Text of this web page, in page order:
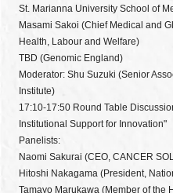
St. Marianna University School of
Masami Sakoi (Chief Medical and
Health, Labour and Welfare)
TBD (Genomic England)
Moderator: Shu Suzuki (Senior
Institute)
17:10-17:50 Round Table
Institutional Support for Innovation"
Panelists:
Naomi Sakurai (CEO, CANCER
Hitoshi Nakagama (President,
Tamayo Marukawa (Member of the